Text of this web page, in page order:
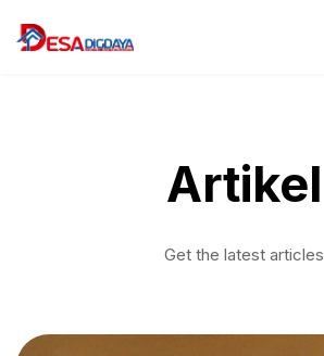
Artikel
Get the latest articles